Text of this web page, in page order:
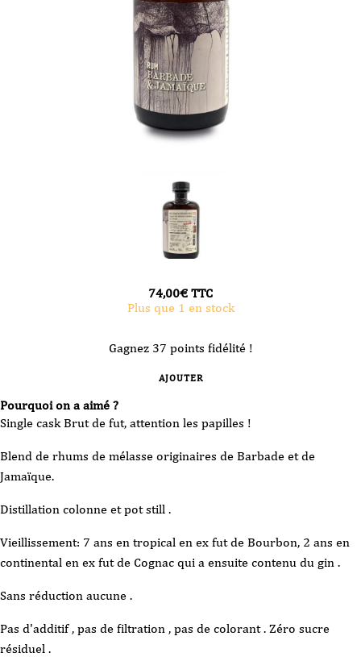
Pourquoi on a aimé ?
Single cask Brut de fut, attention les papilles !
Blend de rhums de mélasse originaires de Barbade et de
Jamaïque.
Distillation colonne et pot still .
Vieillissement: 7 ans en tropical en ex fut de Bourbon, 2 ans en
continental en ex fut de Cognac qui a ensuite contenu du gin .
Sans réduction aucune .
Pas d'additif , pas de filtration , pas de colorant . Zéro sucre
résiduel .
74,00€ TTC
Plus que 1 en stock
Gagnez 37 points fidélité !
AJOUTER